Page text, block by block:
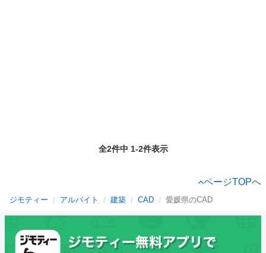
全2件中 1-2件表示
ページTOPへ
ジモティー アルバイト 建築 CAD 愛媛県のCAD